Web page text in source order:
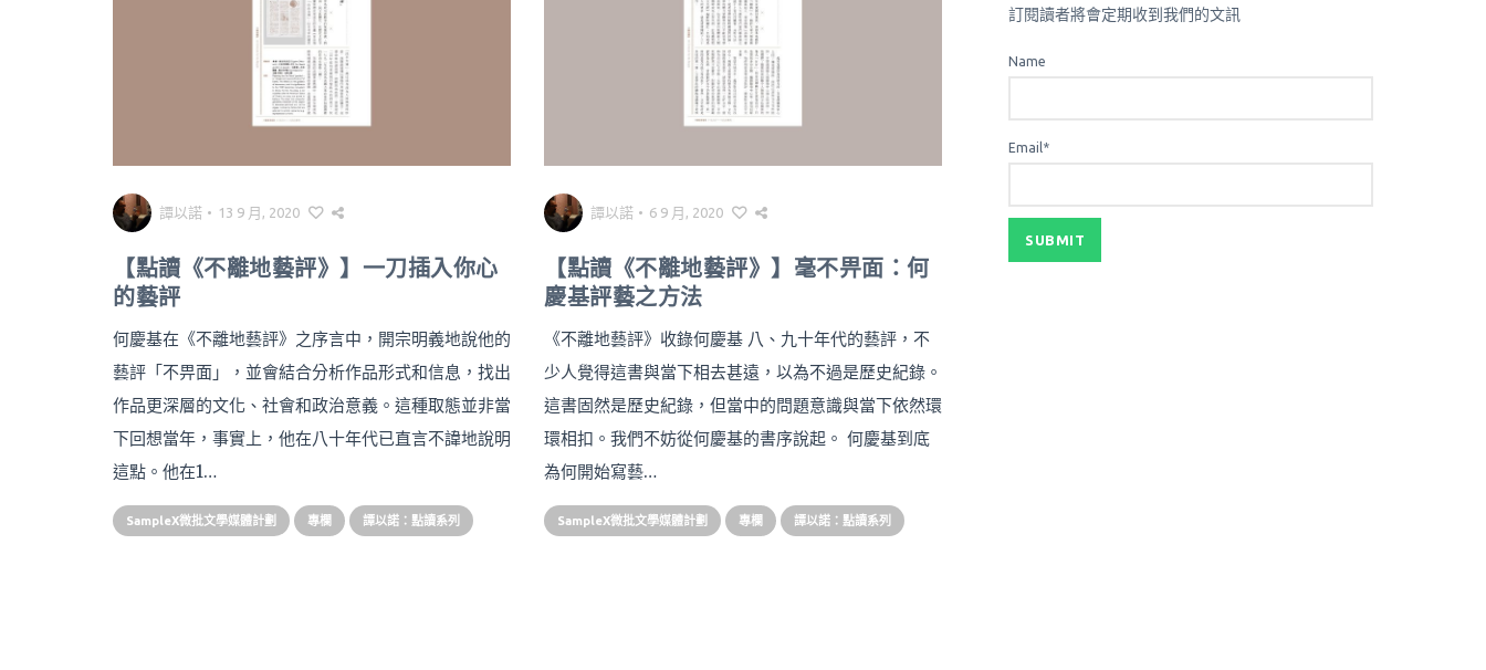
譚以諾 • 13 9 月, 2020
【點讀《不離地藝評》】一刀插入你心
的藝評
何慶基在《不離地藝評》之序言中，開宗明義地說他的
藝評「不畀面」，並會結合分析作品形式和信息，找出
作品更深層的文化、社會和政治意義。這種取態並非當
下回想當年，事實上，他在八十年代已直言不諱地說明
這點。他在1…
SampleX微批文學媒體計劃 專欄 譚以諾：點讀系列
譚以諾 • 6 9 月, 2020
【點讀《不離地藝評》】毫不畀面：何
慶基評藝之方法
《不離地藝評》收錄何慶基 八、九十年代的藝評，不
少人覺得這書與當下相去甚遠，以為不過是歷史紀錄。
這書固然是歷史紀錄，但當中的問題意識與當下依然環
環相扣。我們不妨從何慶基的書序說起。 何慶基到底
為何開始寫藝…
SampleX微批文學媒體計劃 專欄 譚以諾：點讀系列
訂閱讀者將會定期收到我們的文訊
Name
Email*